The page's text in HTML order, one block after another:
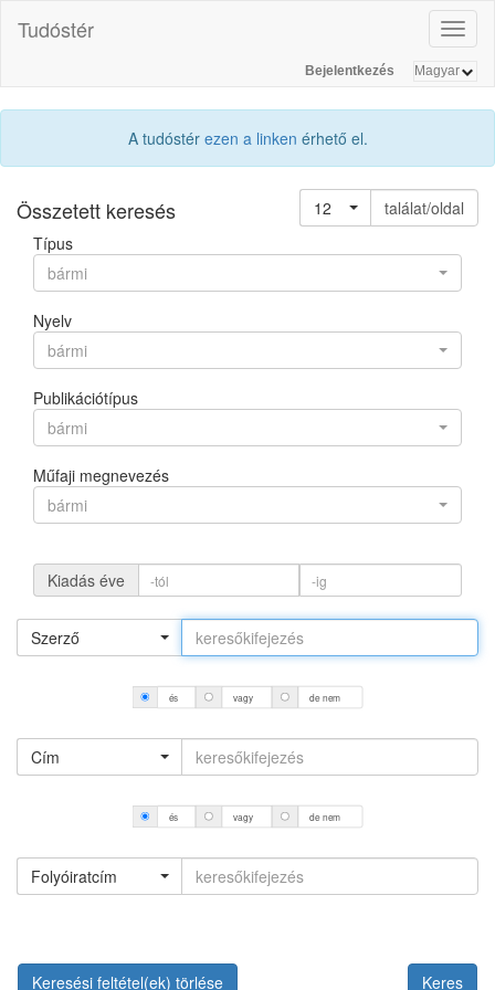
Tudóstér
Bejelentkezés
A tudóstér ezen a linken érhető el.
Összetett keresés 12
találat/oldal
Típus
bármi
Nyelv
bármi
Publikációtípus
bármi
Műfaji megnevezés
bármi
Kiadás éve
Szerző
és vagy de nem
Cím
és vagy de nem
Folyóiratcím
Keresési feltétel(ek) törlése